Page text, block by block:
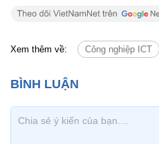
Xem thêm về: Công nghiệp ICT